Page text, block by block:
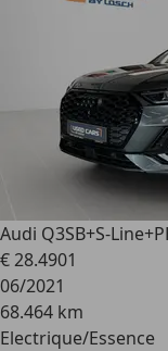
Audi Q3SB+S-
€ 28.4901
06/2021
68.464 km
Electrique/Essence